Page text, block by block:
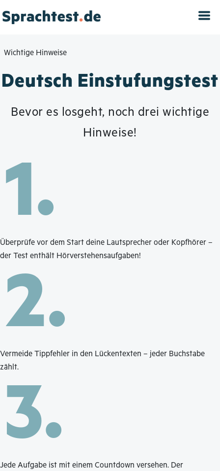
Wichtige Hinweise
Deutsch Einstufungstest
Bevor es losgeht, noch drei wichtige
Hinweise!
1.
Überprüfe vor dem Start deine Lautsprecher oder Kopfhörer –
der Test enthält Hörverstehens­aufgaben!
2.
Vermeide Tippfehler in den Lückentexten – jeder Buchstabe
zählt.
3.
Jede Aufgabe ist mit einem Countdown versehen. Der